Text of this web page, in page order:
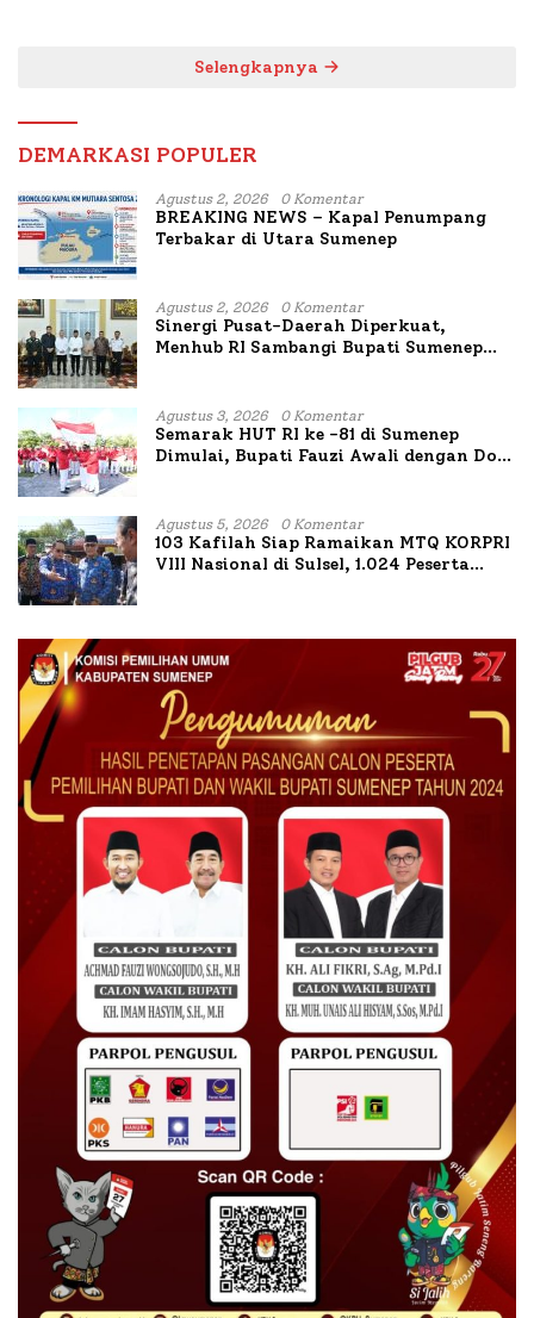
Selengkapnya
DEMARKASI POPULER
Agustus 2, 2026 0 Komentar
BREAKING NEWS – Kapal Penumpang
Terbakar di Utara Sumenep
Agustus 2, 2026 0 Komentar
Sinergi Pusat-Daerah Diperkuat,
Menhub RI Sambangi Bupati Sumenep
Agustus 3, 2026 0 Komentar
Semarak HUT RI ke -81 di Sumenep
Dimulai, Bupati Fauzi Awali dengan Doa
Agustus 5, 2026 0 Komentar
103 Kafilah Siap Ramaikan MTQ KORPRI
VIII Nasional di Sulsel, 1.024 Peserta